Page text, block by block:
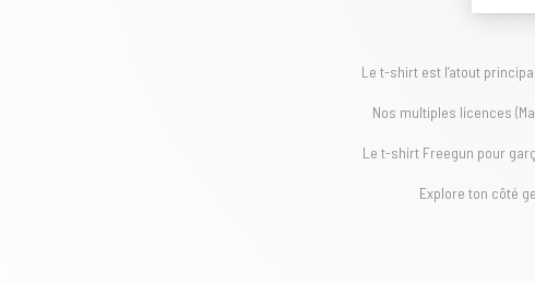
Le t-shirt est l’atout
Nos multiples licences
Le t-shirt Freegun pour
Explore ton côté